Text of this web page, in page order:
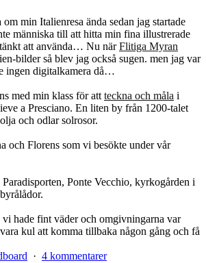
min Italienresa ända sedan jag startade
människa till att hitta min fina illustrerade
att använda… Nu närFlitiga Myran
bilder så blev jag också sugen. men jag var
ingen digitalkamera då…
med min klass för att teckna och måla i
a Presciano. En liten by från 1200-talet
och odlar solrosor.
och Florens som vi besökte under vår
Ponte Vecchio, kyrkogården i
hade fint väder och omgivningarna var
kul att komma tillbaka någon gång och få
4 kommentarertill